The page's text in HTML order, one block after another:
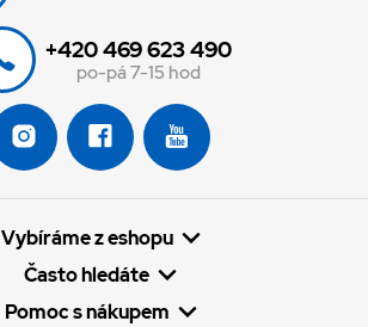
+420 469 623 490
po-pá 7-15 hod
Vybíráme z eshopu
Často hledáte
Pomoc s nákupem